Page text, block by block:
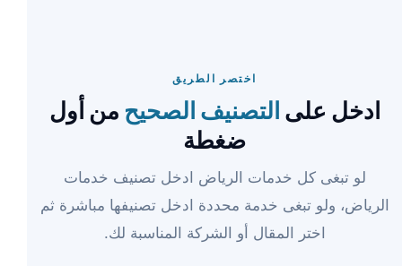
اختصر الطريق
ادخل على التصنيف الصحيح من أول
ضغطة
لو تبغى كل خدمات الرياض ادخل تصنيف خدمات
الرياض، ولو تبغى خدمة محددة ادخل تصنيفها مباشرة ثم
اختر المقال أو الشركة المناسبة لك.